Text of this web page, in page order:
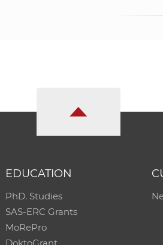
EDUCATION
PhD. Studies
SAS-ERC Grants
MoRePro